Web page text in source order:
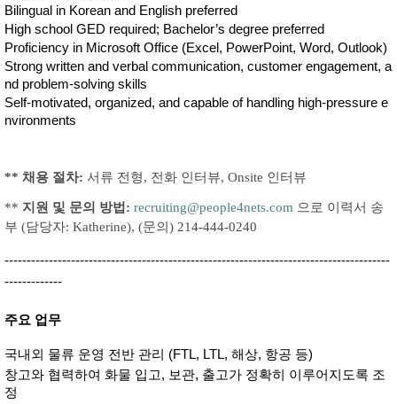
Bilingual in Korean and English preferred
High school GED required; Bachelor’s degree preferred
Proficiency in Microsoft Office (Excel, PowerPoint, Word, Outlook)
Strong written and verbal communication, customer engagement, a
nd problem-solving skills
Self-motivated, organized, and capable of handling high-pressure e
nvironments
** 채용 절차: 서류 전형, 전화 인터뷰, Onsite 인터뷰
** 지원 및 문의 방법: recruiting@people4nets.com 으로 이력서 송
부 (담당자: Katherine), (문의) 214-444-0240
---------------------------------------------------------------------------------------
-------------
주요 업무
국내외 물류 운영 전반 관리 (FTL, LTL, 해상, 항공 등)
창고와 협력하여 화물 입고, 보관, 출고가 정확히 이루어지도록 조
정